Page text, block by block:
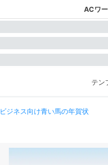
ACワ
テン
ビジネス向け青い馬の年賀状